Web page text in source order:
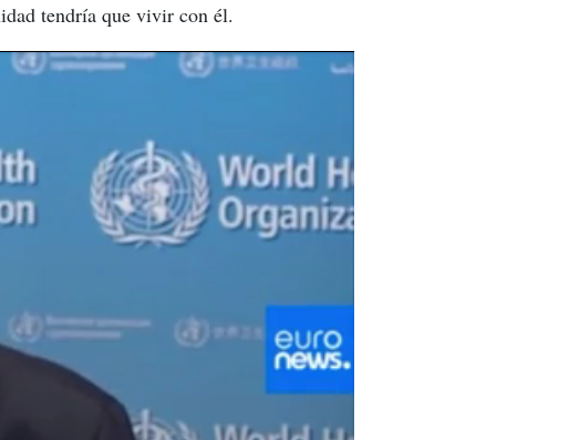
tendría que vivir con él.